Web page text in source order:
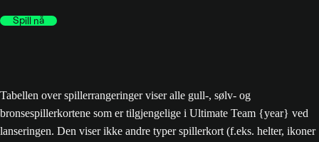
Spill nå
Tabellen over spillerrangeringer viser alle gull-, sølv- og
bronsespillerkortene som er tilgjengelige i Ultimate Team {year} ved
lanseringen. Den viser ikke andre typer spillerkort (f.eks. helter, ikoner